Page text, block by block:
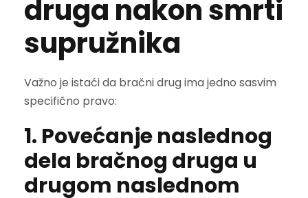
druga nakon smrti
supružnika
Važno je istaći da bračni drug ima jedno sasvim
specifično pravo:
1. Povećanje naslednog
dela bračnog druga u
drugom naslednom